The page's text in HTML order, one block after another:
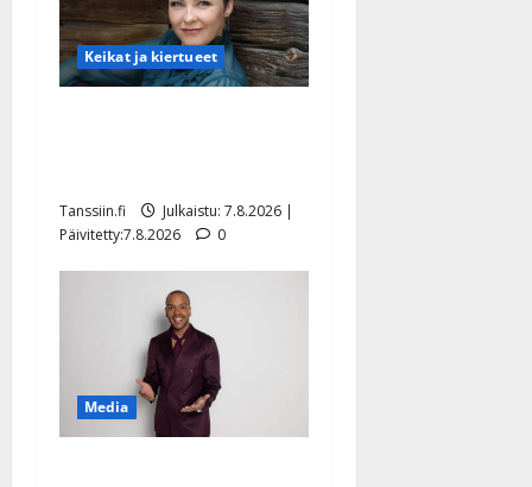
Keikat ja kiertueet
Tanssiin.fi
Julkaistu: 7.8.2026 |
Päivitetty:7.8.2026
0
Media